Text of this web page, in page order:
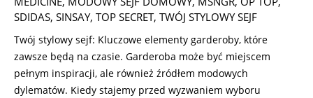
SDIDAS, SINSAY, TOP SECRET, TWÓJ STYLOWY SEJF
Twój stylowy sejf: Kluczowe elementy garderoby, które
zawsze będą na czasie. Garderoba może być miejscem
pełnym inspiracji, ale również źródłem modowych
dylematów. Kiedy stajemy przed wyzwaniem wyboru